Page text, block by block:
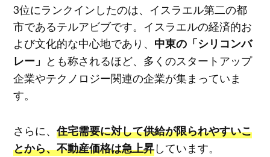
3位にランクインしたのは、イスラエル第二の都
市であるテルアビブです。イスラエルの経済的お
よび文化的な中心地であり、 中東の「シリコンバ
レー」 とも称されるほど、多くのスタートアップ
企業やテクノロジー関連の企業が集まっていま
す。
さらに、住宅需要に対して供給が限られやすいこ
とから、不動産価格は急上昇しています。